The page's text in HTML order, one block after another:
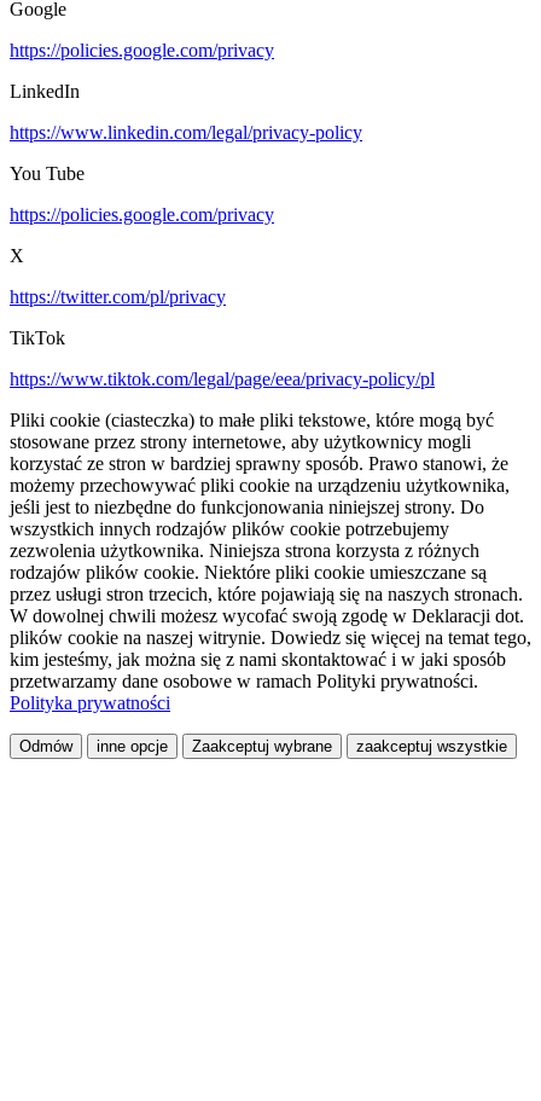
Google
https://policies.google.com/privacy
LinkedIn
https://www.linkedin.com/legal/privacy-policy
You Tube
https://policies.google.com/privacy
X
https://twitter.com/pl/privacy
TikTok
https://www.tiktok.com/legal/page/eea/privacy-policy/pl
Pliki cookie (ciasteczka) to małe pliki tekstowe, które mogą być
stosowane przez strony internetowe, aby użytkownicy mogli
korzystać ze stron w bardziej sprawny sposób. Prawo stanowi, że
możemy przechowywać pliki cookie na urządzeniu użytkownika,
jeśli jest to niezbędne do funkcjonowania niniejszej strony. Do
wszystkich innych rodzajów plików cookie potrzebujemy
zezwolenia użytkownika. Niniejsza strona korzysta z różnych
rodzajów plików cookie. Niektóre pliki cookie umieszczane są
przez usługi stron trzecich, które pojawiają się na naszych stronach.
W dowolnej chwili możesz wycofać swoją zgodę w Deklaracji dot.
plików cookie na naszej witrynie. Dowiedz się więcej na temat tego,
kim jesteśmy, jak można się z nami skontaktować i w jaki sposób
przetwarzamy dane osobowe w ramach Polityki prywatności.
Polityka prywatności
Odmów inne opcje Zaakceptuj wybrane zaakceptuj wszystkie